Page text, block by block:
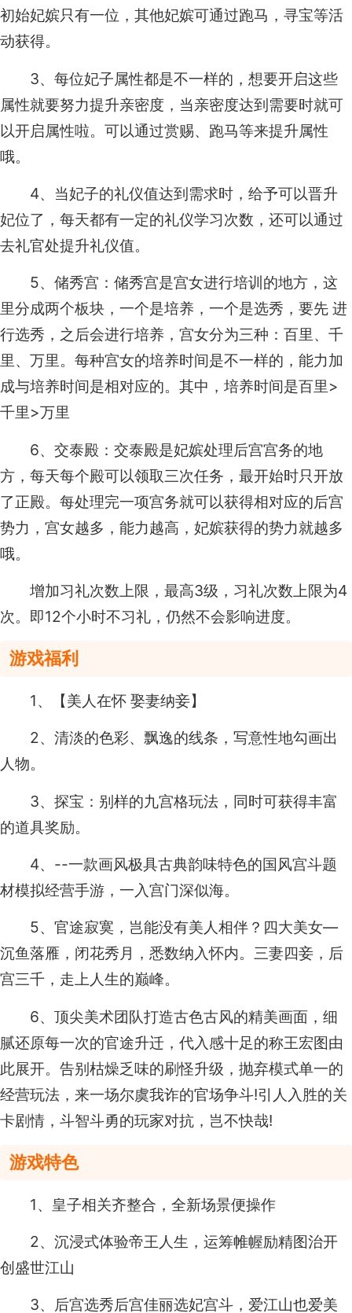
初始妃嫔只有一位，其他妃嫔可通过跑马，寻宝等活
动获得。
3、每位妃子属性都是不一样的，想要开启这些
属性就要努力提升亲密度，当亲密度达到需要时就可
以开启属性啦。可以通过赏赐、跑马等来提升属性
哦。
4、当妃子的礼仪值达到需求时，给予可以晋升
妃位了，每天都有一定的礼仪学习次数，还可以通过
去礼官处提升礼仪值。
5、储秀宫：储秀宫是宫女进行培训的地方，这
里分成两个板块，一个是培养，一个是选秀，要先 进
行选秀，之后会进行培养，宫女分为三种：百里、千
里、万里。每种宫女的培养时间是不一样的，能力加
成与培养时间是相对应的。其中，培养时间是百里>
千里>万里
6、交泰殿：交泰殿是妃嫔处理后宫宫务的地
方，每天每个殿可以领取三次任务，最开始时只开放
了正殿。每处理完一项宫务就可以获得相对应的后宫
势力，宫女越多，能力越高，妃嫔获得的势力就越多
哦。
增加习礼次数上限，最高3级，习礼次数上限为4
次。即12个小时不习礼，仍然不会影响进度。
游戏福利
1、【美人在怀 娶妻纳妾】
2、清淡的色彩、飘逸的线条，写意性地勾画出
人物。
3、探宝：别样的九宫格玩法，同时可获得丰富
的道具奖励。
4、--一款画风极具古典韵味特色的国风宫斗题
材模拟经营手游，一入宫门深似海。
5、官途寂寞，岂能没有美人相伴？四大美女—
沉鱼落雁，闭花秀月，悉数纳入怀内。三妻四妾，后
宫三千，走上人生的巅峰。
6、顶尖美术团队打造古色古风的精美画面，细
腻还原每一次的官途升迁，代入感十足的称王宏图由
此展开。告别枯燥乏味的刷怪升级，抛弃模式单一的
经营玩法，来一场尔虞我诈的官场争斗!引人入胜的关
卡剧情，斗智斗勇的玩家对抗，岂不快哉!
游戏特色
1、皇子相关齐整合，全新场景便操作
2、沉浸式体验帝王人生，运筹帷幄励精图治开
创盛世江山
3、后宫选秀后宫佳丽选妃宫斗，爱江山也爱美